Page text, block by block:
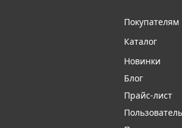
Покупателям
Каталог
Новинки
Блог
Прайс-лист